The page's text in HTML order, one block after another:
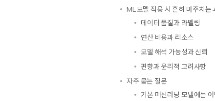
ML 모델 적용 시 흔히 마주치는
데이터 품질과 라벨링
연산 비용과 리소스
모델 해석 가능성과 신뢰
편향과 윤리적 고려사항
자주 묻는 질문
기본 머신러닝 모델에는